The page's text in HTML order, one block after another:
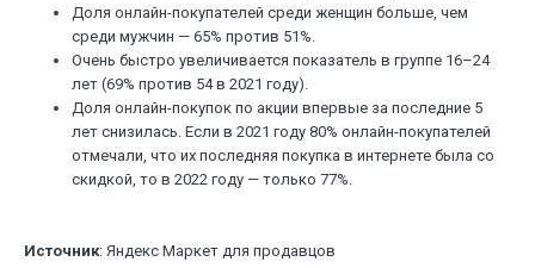
Доля онлайн-покупателей среди женщин больше, чем
среди мужчин — 65% против 51%.
Очень быстро увеличивается показатель в группе 16–24
лет (69% против 54 в 2021 году).
Доля онлайн-покупок по акции впервые за последние 5
лет снизилась. Если в 2021 году 80% онлайн-покупателей
отмечали, что их последняя покупка в интернете была со
скидкой, то в 2022 году — только 77%.
Источник: Яндекс Маркет для продавцов